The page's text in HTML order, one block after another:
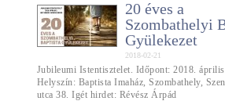
20 éves a
Szombathelyi
Gyülekezet
2018-02-21
Jubileumi Istentisztelet. Időpont: 2018.
Helyszín: Baptista Imaház, Szombathely,
utca 38. Igét hirdet: Révész Árpád